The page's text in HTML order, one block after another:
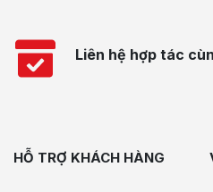
Liên hệ hợp tác
HỖ TRỢ KHÁCH HÀNG